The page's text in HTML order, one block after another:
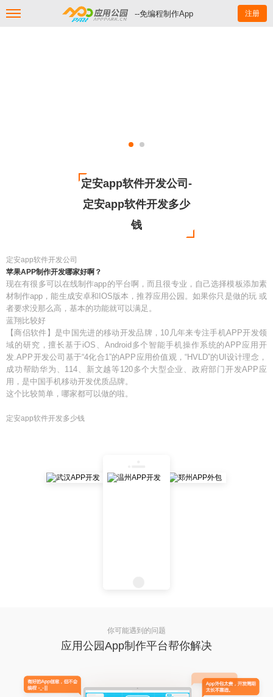
--免编程制作App 注册
定安app软件开发公司-
定安app软件开发多少
钱
定安app软件开发公司
苹果APP制作开发哪家好啊？
现在有很多可以在线制作app的平台啊，而且很专业，自己选择模板添加素
材制作app，能生成安卓和IOS版本，推荐应用公园。如果你只是做的玩 或
者要求没那么高，基本的功能就可以满足。
蓝翔比较好
【商侣软件】是中国先进的移动开发品牌，10几年来专注手机APP开发领
域的研究，擅长基于iOS、Android多个智能手机操作系统的APP应用开
发.APP开发公司基于“4化合1”的APP应用价值观，“HVLD”的UI设计理念，
成功帮助华为、114、新文越等120多个大型企业、政府部门开发APP应
用，是中国手机移动开发优质品牌。
这个比较简单，哪家都可以做的啦。
定安app软件开发多少钱
你可能遇到的问题
应用公园App制作平台帮你解决